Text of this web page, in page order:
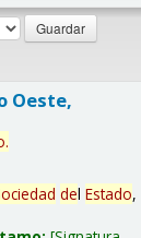
Oeste,
.
del Estado,